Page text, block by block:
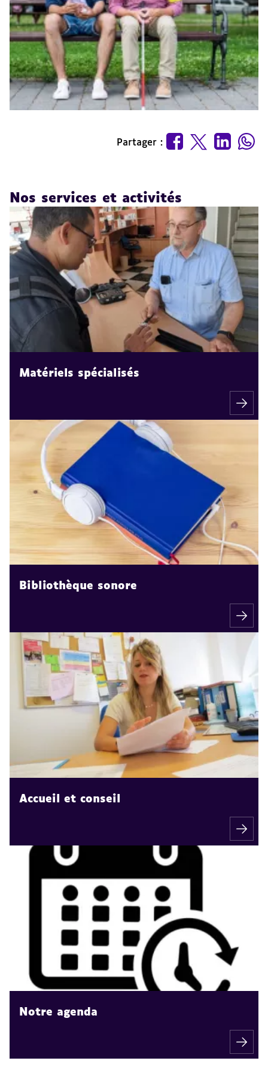
Partager :
Nos services et activités
Matériels spécialisés
Bibliothèque sonore
Accueil et conseil
Notre agenda